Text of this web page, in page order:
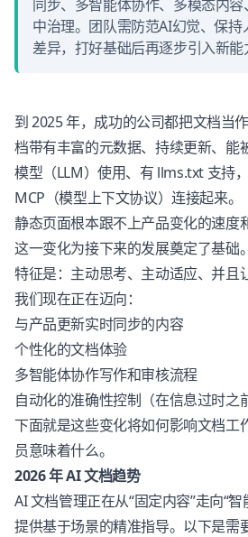
同步、多智能体协作、多模态内
中治理。团队需防范AI幻觉、保
差异，打好基础后再逐步引入新能
到 2025 年，成功的公司都把文档当
档带有丰富的元数据、持续更新、能
模型（LLM）使用、有 llms.txt 支持
MCP（模型上下文协议）连接起来。
静态页面根本跟不上产品变化的速度
这一变化为接下来的发展奠定了基础
特征是：主动思考、主动适应、并且
我们现在正在迈向：
与产品更新实时同步的内容
个性化的文档体验
多智能体协作写作和审核流程
自动化的准确性控制（在信息过时之
下面就是这些变化将如何影响文档工
员意味着什么。
2026 年 AI 文档趋势
AI 文档管理正在从“固定内容”走向“
提供基于场景的精准指导。以下是需